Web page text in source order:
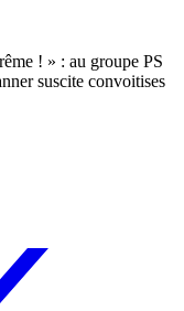
! » : au groupe PS
suscite convoitises